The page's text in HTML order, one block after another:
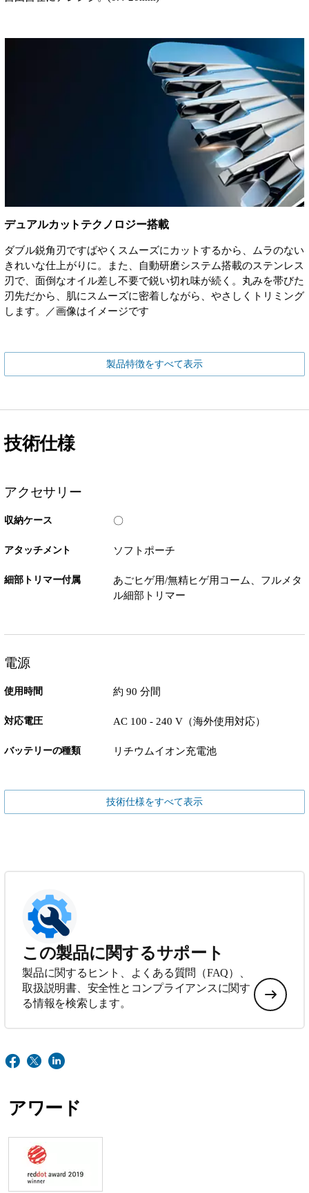
デュアルカットテクノロジー搭載
ダブル鋭角刃ですばやくスムーズにカットするから、ムラのない
きれいな仕上がりに。また、自動研磨システム搭載のステンレス
刃で、面倒なオイル差し不要で鋭い切れ味が続く。丸みを帯びた
刃先だから、肌にスムーズに密着しながら、やさしくトリミング
します。／画像はイメージです
製品特徴をすべて表示
技術仕様
アクセサリー
収納ケース 〇
アタッチメント ソフトポーチ
細部トリマー付属
あごヒゲ用/無精ヒゲ用コーム、フルメタ
ル細部トリマー
電源
使用時間 約 90 分間
対応電圧 AC 100 - 240 V（海外使用対応）
バッテリーの種類 リチウムイオン充電池
技術仕様をすべて表示
この製品に関するサポート
製品に関するヒント、よくある質問（FAQ）、
取扱説明書、安全性とコンプライアンスに関す
る情報を検索します。
アワード